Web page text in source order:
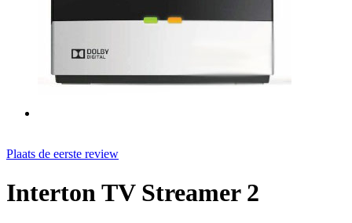
Plaats de eerste review
Interton TV Streamer 2